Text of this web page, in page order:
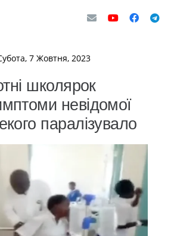
7 Жовтня, 2023
школярок
невідомої
паралізувало